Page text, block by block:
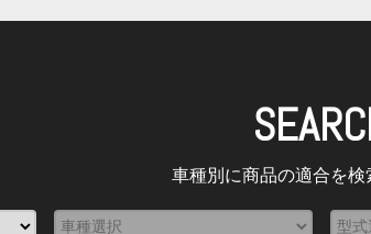
車種別に商品の適合を検